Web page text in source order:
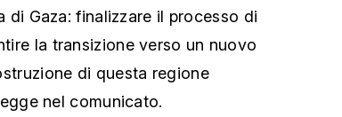
di Gaza: finalizzare il processo di
la transizione verso un nuovo
di questa regione
nel comunicato.